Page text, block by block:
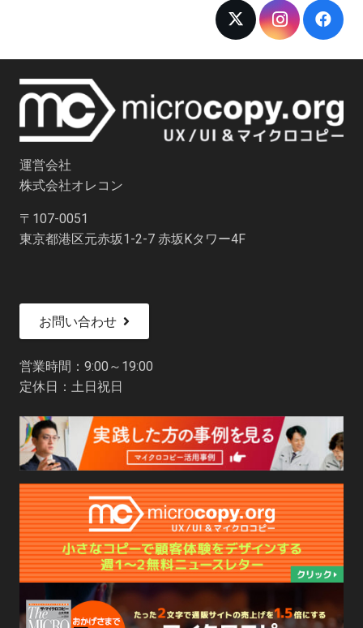
運営会社
株式会社オレコン
〒107-0051
東京都港区元赤坂1-2-7 赤坂Kタワー4F
お問い合わせ
営業時間：9:00～19:00
定休日：土日祝日